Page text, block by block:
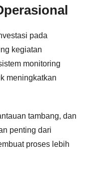
pada
kegiatan
monitoring
meningkatkan
tambang, dan
penting dari
proses lebih